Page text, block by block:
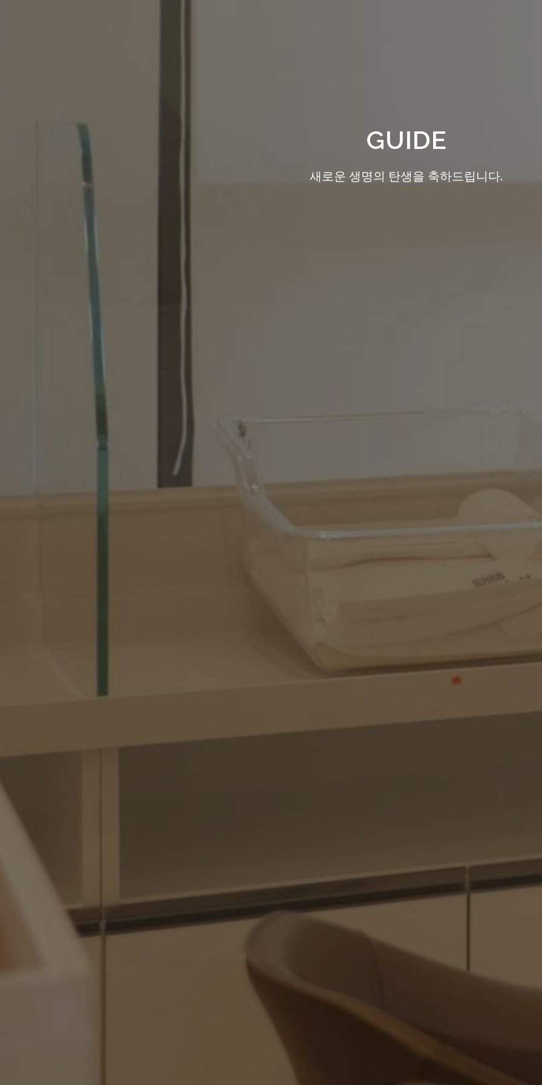
GUIDE
새로운 생명의 탄생을 축하드립니다.